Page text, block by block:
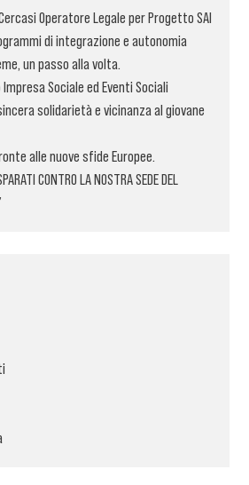
Operatore Legale per Progetto SAI
di integrazione e autonomia
un passo alla volta.
Sociale ed Eventi Sociali
solidarietà e vicinanza al giovane
alle nuove sfide Europee.
CONTRO LA NOSTRA SEDE DEL